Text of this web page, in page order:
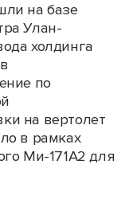
на базе
Улан-
холдинга
по
на вертолет
в рамках
Ми-171А2 для